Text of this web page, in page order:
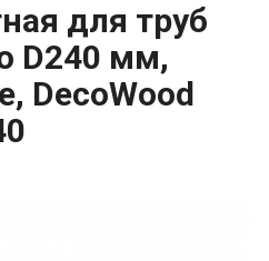
для труб
D240 мм,
DecoWood